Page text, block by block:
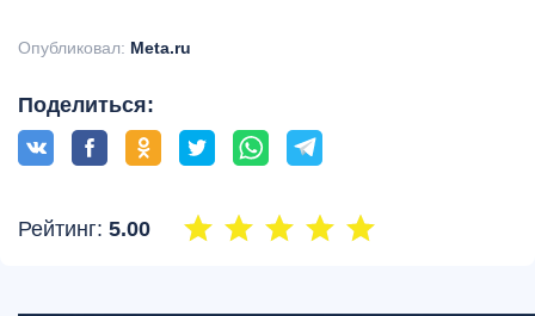
Опубликовал: Meta.ru
Поделиться:
Рейтинг: 5.00